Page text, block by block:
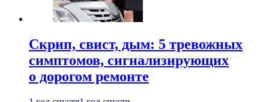
Скрип, свист, дым: 5 тревожных
симптомов, сигнализирующих
о дорогом ремонте